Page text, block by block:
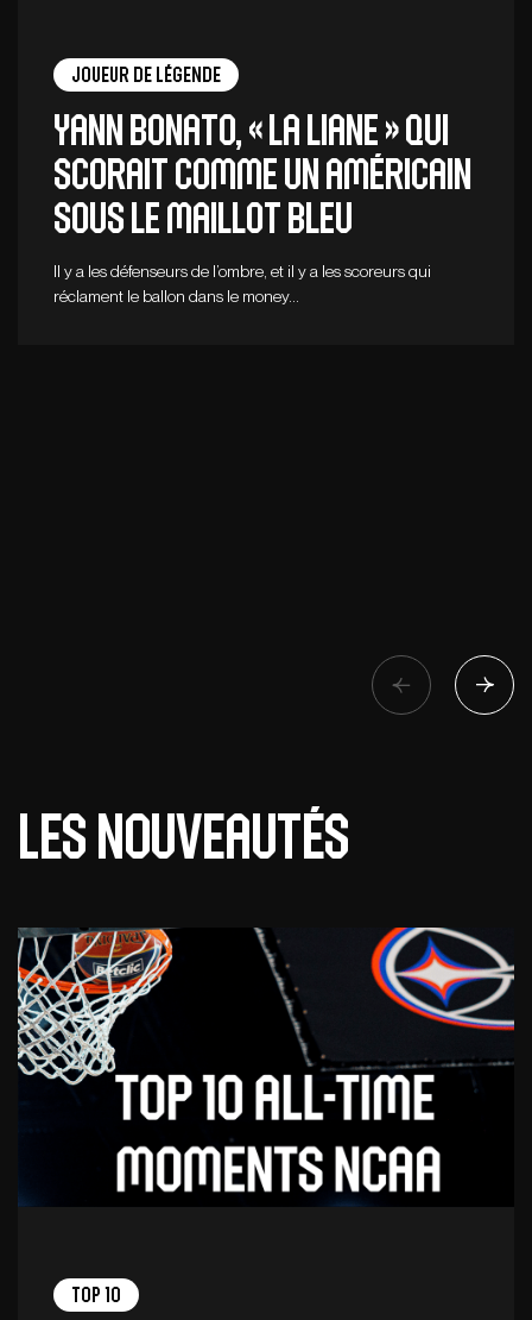
Joueur de légende
Yann Bonato, « la liane » qui
scorait comme un Américain
sous le maillot bleu
Il y a les défenseurs de l’ombre, et il y a les scoreurs qui
réclament le ballon dans le money…
Les nouveautés
Top 10